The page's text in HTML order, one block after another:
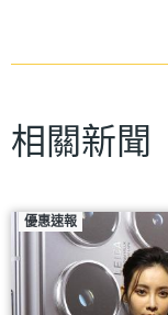
相關新聞
優惠速報